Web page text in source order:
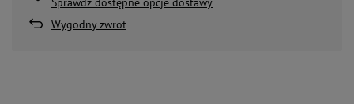
Wygodny zwrot